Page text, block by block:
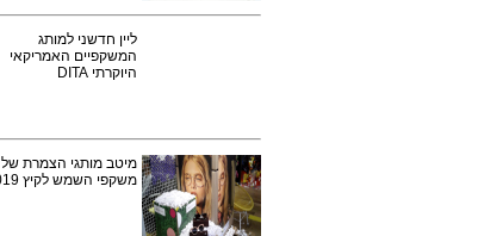
ליין חדשני למותג
המשקפיים האמריקאי
היוקרתי DITA
מיטב מותגי הצמרת של
משקפי השמש לקיץ 2019